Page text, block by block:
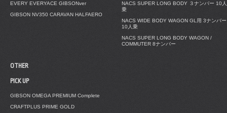
EVERY EVERYACE GIBSONver
GIBSON NV350 CARAVAN HALFAERO
NACS SUPER LONG BODY ３ナンバー 10人
乗
NACS WIDE BODY WAGON GL用 3ナンバー
10人乗
NACS SUPER LONG BODY WAGON /
COMMUTER 8ナンバー
OTHER
PICK UP
GIBSON OMEGA PREMIUM Complete
CRAFTPLUS PRIME GOLD